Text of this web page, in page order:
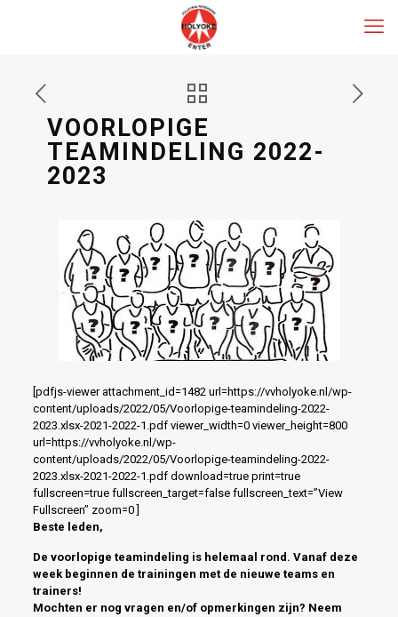
VOORLOPIGE
TEAMINDELING 2022-
2023
[pdfjs-viewer attachment_id=1482 url=https://vvholyoke.nl/wp-
content/uploads/2022/05/Voorlopige-teamindeling-2022-
2023.xlsx-2021-2022-1.pdf viewer_width=0 viewer_height=800
url=https://vvholyoke.nl/wp-
content/uploads/2022/05/Voorlopige-teamindeling-2022-
2023.xlsx-2021-2022-1.pdf download=true print=true
fullscreen=true fullscreen_target=false fullscreen_text=”View
Fullscreen” zoom=0 ]
Beste leden,
De voorlopige teamindeling is helemaal rond. Vanaf deze
week beginnen de trainingen met de nieuwe teams en
trainers!
Mochten er nog vragen en/of opmerkingen zijn? Neem